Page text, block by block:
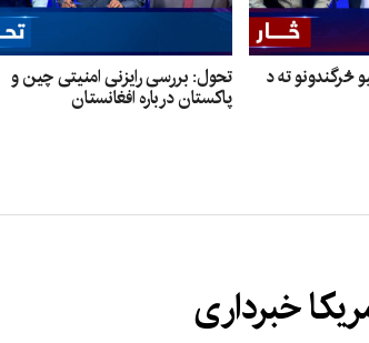
څرگندونو ته د تحول: بررسی رایزنی امنیتی چین و
پاکستان درباره افغانستان
خبرداری